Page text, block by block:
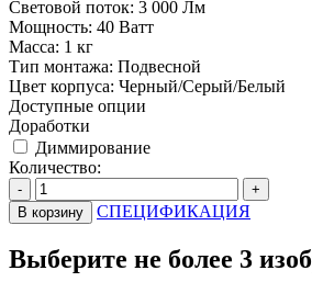
Световой поток: 3 000 Лм
Мощность: 40 Ватт
Масса: 1 кг
Тип монтажа: Подвесной
Цвет корпуса: Черный/Серый/Белый
Доступные опции
Доработки
Диммирование
Количество:
-
+
В корзину
СПЕЦИФИКАЦИЯ
Выберите не более 3